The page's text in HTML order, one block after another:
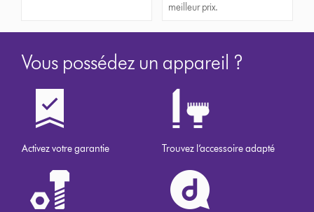
meilleur prix.
Vous possédez un appareil ?
Activez votre garantie Trouvez l’accessoire adapté